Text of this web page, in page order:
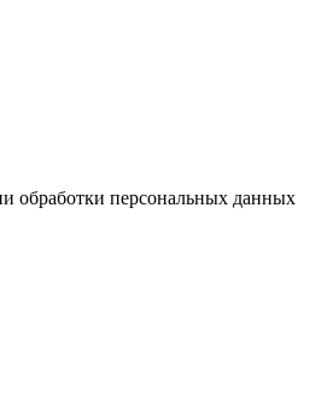
обработки персональных данных